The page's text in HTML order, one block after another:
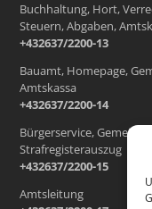
Buchhaltung, Hort,
Steuern, Abgaben,
+432637/2200-13
Bauamt, Homepage,
Amtskassa
+432637/2200-14
Bürgerservice,
Strafregisterauszug
+432637/2200-15
Amtsleitung